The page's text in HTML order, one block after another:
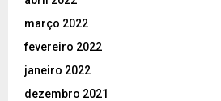
março 2022
fevereiro 2022
janeiro 2022
dezembro 2021